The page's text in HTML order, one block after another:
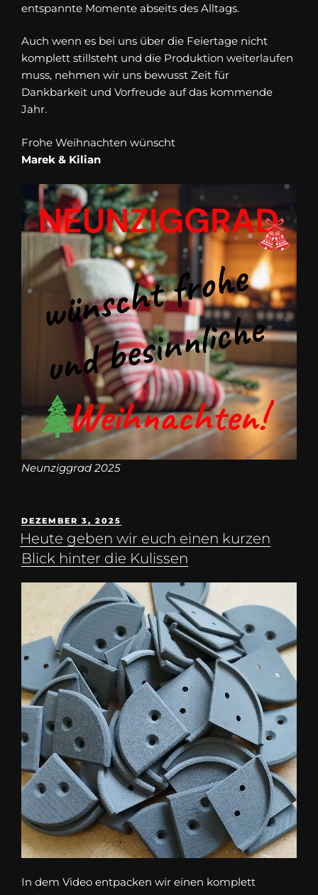
entspannte Momente abseits des Alltags.
Auch wenn es bei uns über die Feiertage nicht
komplett stillsteht und die Produktion weiterlaufen
muss, nehmen wir uns bewusst Zeit für
Dankbarkeit und Vorfreude auf das kommende
Jahr.
Frohe Weihnachten wünscht
Marek & Kilian
Neunziggrad 2025
DEZEMBER 3, 2025
Heute geben wir euch einen kurzen
Blick hinter die Kulissen
In dem Video entpacken wir einen komplett